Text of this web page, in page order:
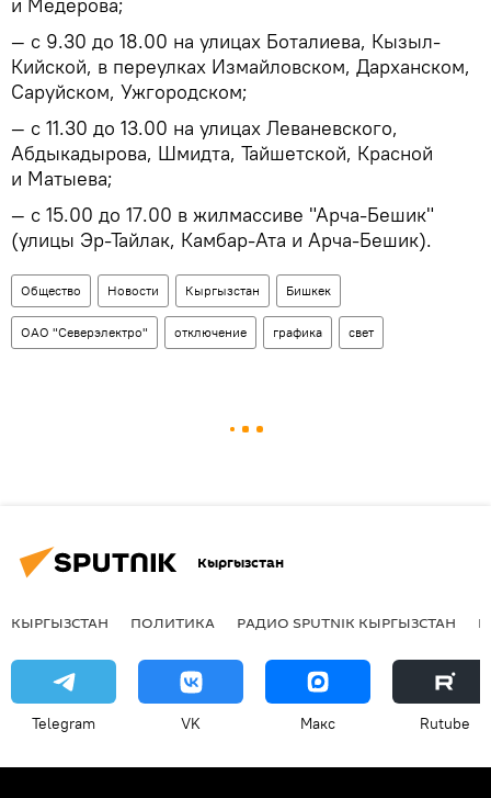
и Медерова;
— с 9.30 до 18.00 на улицах Боталиева, Кызыл-
Кийской, в переулках Измайловском, Дарханском,
Саруйском, Ужгородском;
— с 11.30 до 13.00 на улицах Леваневского,
Абдыкадырова, Шмидта, Тайшетской, Красной
и Матыева;
— с 15.00 до 17.00 в жилмассиве "Арча-Бешик"
(улицы Эр-Тайлак, Камбар-Ата и Арча-Бешик).
Общество Новости Кыргызстан Бишкек
ОАО "Северэлектро" отключение графика свет
Кыргызстан
КЫРГЫЗСТАН ПОЛИТИКА РАДИО SPUTNIK КЫРГЫЗСТАН
Telegram VK Макс Rutube